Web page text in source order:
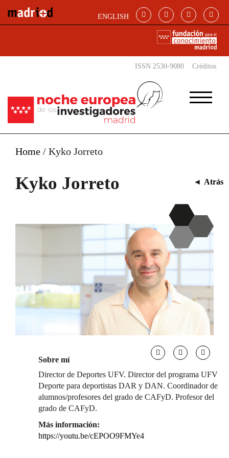
ENGLISH
ISSN 2530-9080 Créditos
Home / Kyko Jorreto
Kyko Jorreto ◄ Atrás
Sobre mí
Director de Deportes UFV. Director del programa UFV
Deporte para deportistas DAR y DAN. Coordinador de
alumnos/profesores del grado de CAFyD. Profesor del
grado de CAFyD.
Más información:
https://youtu.be/cEPOO9FMYe4